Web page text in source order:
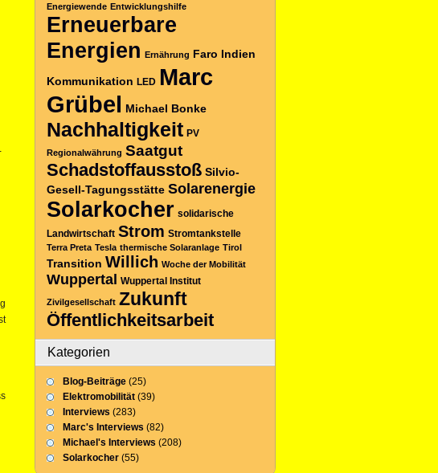
Energiewende Entwicklungshilfe
Erneuerbare
Energien Ernährung Faro Indien
Kommunikation LED Marc
Grübel Michael Bonke
Nachhaltigkeit PV
Regionalwährung Saatgut
Schadstoffausstoß Silvio-
Gesell-Tagungsstätte Solarenergie
Solarkocher solidarische
Landwirtschaft Strom Stromtankstelle
Terra Preta Tesla thermische Solaranlage Tirol
Transition Willich Woche der Mobilität
Wuppertal Wuppertal Institut
Zivilgesellschaft Zukunft
Öffentlichkeitsarbeit
Kategorien
Blog-Beiträge (25)
Elektromobilität (39)
Interviews (283)
Marc's Interviews (82)
Michael's Interviews (208)
Solarkocher (55)